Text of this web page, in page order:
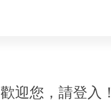
歡迎您，請登入！